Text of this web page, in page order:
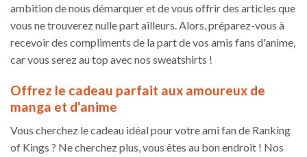
ambition de nous démarquer et de vous offrir des articles que
vous ne trouverez nulle part ailleurs. Alors, préparez-vous à
recevoir des compliments de la part de vos amis fans d'anime,
car vous serez au top avec nos sweatshirts !
Offrez le cadeau parfait aux amoureux de
manga et d'anime
Vous cherchez le cadeau idéal pour votre ami fan de Ranking
of Kings ? Ne cherchez plus, vous êtes au bon endroit ! Nos